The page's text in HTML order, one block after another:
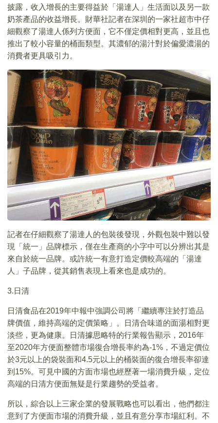
披露，收入增長的主要得益於「湯達人」生活面以及另一款
奶茶產品的收益增長。財華社記者在深圳的一家社超市中仔
細觀察了湯達人係列方便面，它不僅定價相對更高，並且也
推出了較小容量的桶面類型。其濃郁的湯汁對於偏愛濃湯的
消費者更具吸引力。
記者在仔細觀察了湯達人的包裝後發現，外觀包裝中難以發
現「統一」品牌標示，僅在生產商的小字中可以分辨出其是
來自於統一品牌。或許統一有意打造定價較高端的「湯達
人」子品牌，從其銷售表現上看來也是成功的。
3.日清
日清食品在2019年中報中強調公司將「繼續專注於打造品
牌價值，維持高端的定價策略」。日清合味道的面湯相對更
淡些，更為健康。日清據思略特的行業報告顯示，2016年
至2020年方便面整體市場復合增長率約為-1%，不過定價位
於3元以上的袋裝面和4.5元以上的桶裝面的復合增長率卻達
到15%。可見中國的方面市場也經歷著一場消費升級，定位
高端的日清方便面無疑是行業趨勢的受益者。
所以，綜合以上三家企業的發展戰略也可以看出，他們都注
意到了方便面市場的消費升級，並且有意分享市場紅利。不